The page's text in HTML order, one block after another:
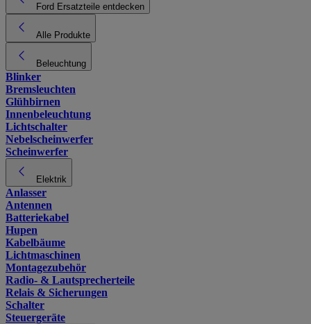
Ford Ersatzteile entdecken
Alle Produkte
Beleuchtung
Blinker
Bremsleuchten
Glühbirnen
Innenbeleuchtung
Lichtschalter
Nebelscheinwerfer
Scheinwerfer
Elektrik
Anlasser
Antennen
Batteriekabel
Hupen
Kabelbäume
Lichtmaschinen
Montagezubehör
Radio- & Lautsprecherteile
Relais & Sicherungen
Schalter
Steuergeräte